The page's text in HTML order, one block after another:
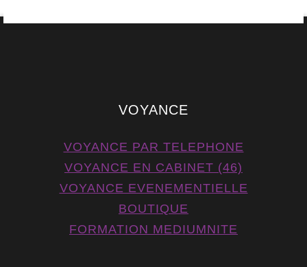
VOYANCE
VOYANCE PAR TELEPHONE
VOYANCE EN CABINET (46)
VOYANCE EVENEMENTIELLE
BOUTIQUE
FORMATION MEDIUMNITE